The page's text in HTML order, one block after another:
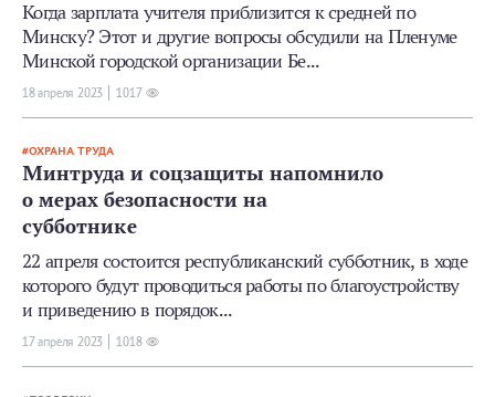
Когда зарплата учителя приблизится к средней по
Минску? Этот и другие вопросы обсудили на Пленуме
Минской городской организации Бе...
18 апреля 2023 1017
ОХРАНА ТРУДА
Минтруда и соцзащиты напомнило
о мерах безопасности на
субботнике
22 апреля состоится республиканский субботник, в ходе
которого будут проводиться работы по благоустройству
и приведению в порядок...
17 апреля 2023 1018